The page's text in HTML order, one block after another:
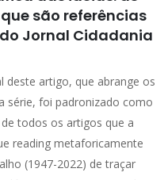
são referências
Jornal Cidadania
deste artigo, que abrange os
série, foi padronizado como
todos os artigos que a
reading metaforicamente
(1947-2022) de traçar